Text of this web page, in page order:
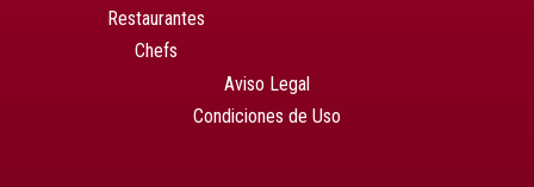
Restaurantes
Chefs
Aviso Legal
Condiciones de Uso